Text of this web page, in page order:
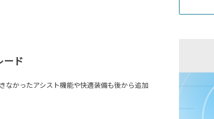
ード
なかったアシスト機能や快適装備も後から追加